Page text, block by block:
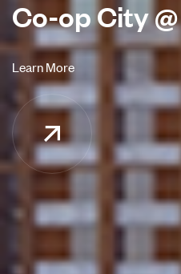
Co-opCity@
L earnMore